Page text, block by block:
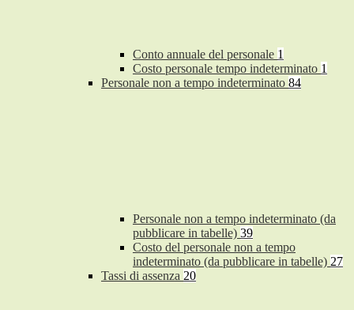
Conto annuale del personale 1
Costo personale tempo indeterminato 1
Personale non a tempo indeterminato 84
Personale non a tempo indeterminato (da
pubblicare in tabelle) 39
Costo del personale non a tempo
indeterminato (da pubblicare in tabelle) 27
Tassi di assenza 20